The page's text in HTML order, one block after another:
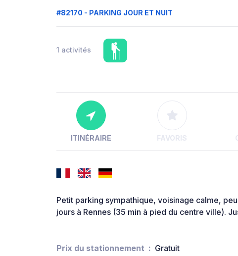
#82170 - PARKING JOUR ET NUIT
1 activités
ITINÉRAIRE FAVORIS
Petit parking sympathique, voisinage calme,
jours à Rennes (35 min à pied du centre ville).
Prix du stationnement
Gratuit